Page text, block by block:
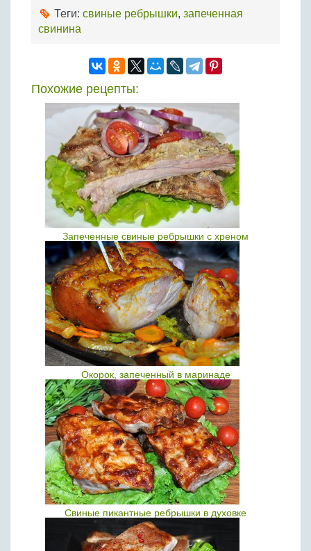
Теги: свиные ребрышки, запеченная
свинина
Похожие рецепты:
Запеченные свиные ребрышки с хреном
Окорок, запеченный в маринаде
Свиные пикантные ребрышки в духовке